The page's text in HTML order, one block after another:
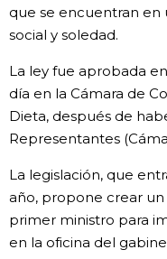
Vídeos e imágenes
En profundidad
Más
Noticias
Datos de Japón
que se encuentran en
social y soledad.
La ley fue aprobada
día en la Cámara de
Dieta, después de
Representantes
La legislación, que
año, propone crear
primer ministro para
en la oficina del